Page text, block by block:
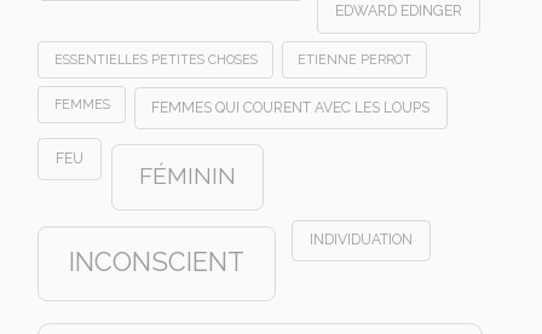
EDWARD EDINGER
ESSENTIELLES PETITES CHOSES ETIENNE PERROT
FEMMES FEMMES QUI COURENT AVEC LES LOUPS
FEU
FÉMININ
INCONSCIENT
INDIVIDUATION